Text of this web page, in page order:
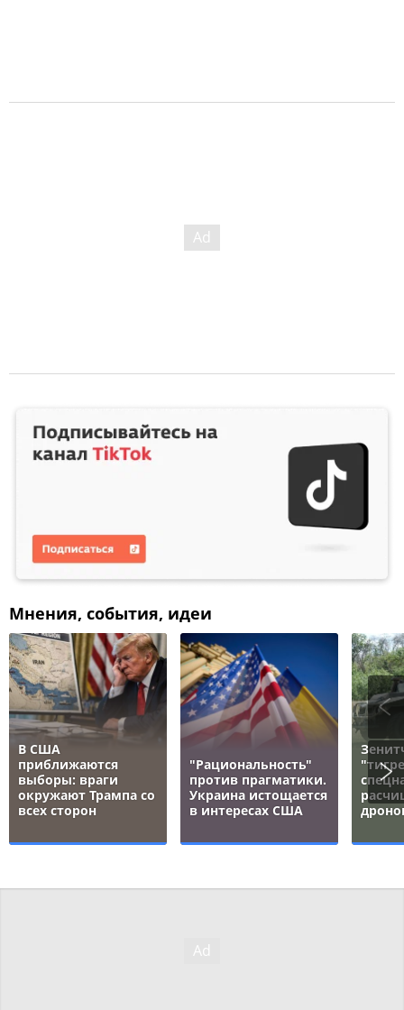
Мнения, события, идеи
В США
приближаются
выборы: враги
окружают Трампа со
всех сторон
"Рациональность"
против прагматики.
Украина истощается
в интересах США